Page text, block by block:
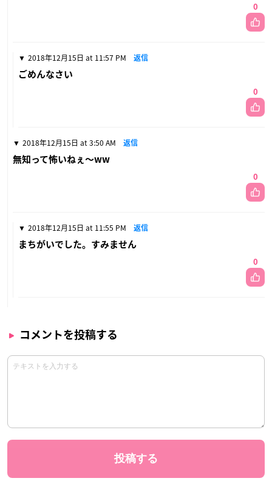
0
2018年12月15日 at 11:57 PM 返信
ごめんなさい
0
2018年12月15日 at 3:50 AM 返信
無知って怖いねぇ〜ww
0
2018年12月15日 at 11:55 PM 返信
まちがいでした。すみません
0
コメントを投稿する